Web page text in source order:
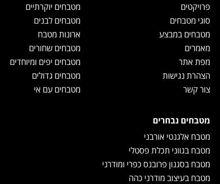
פרויקטים
סוגי מטבחים
מטבחים במבצע
מאמרים
מפת אתר
הצהרת נגישות
צור קשר
מטבחים יוקרתיים
מטבחים לבנים
ארונות מטבח
מטבחים שחורים
מטבחים יפים ומיוחדים
מטבחים גדולים
מטבחים עם אי
מטבחים נבחרים
מטבח אלגנטי אורבני
מטבח בגווני תכלת פסטלי
מטבח בסגנון פרובנס כפרי ומודרני
מטבח בעיצוב מודרני כהה